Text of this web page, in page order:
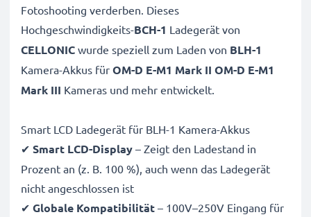
Fotoshooting verderben. Dieses
Hochgeschwindigkeits-BCH-1 Ladegerät von
CELLONIC wurde speziell zum Laden von BLH-1
Kamera-Akkus für OM-D E-M1 Mark II OM-D E-M1
Mark III Kameras und mehr entwickelt.
Smart LCD Ladegerät für BLH-1 Kamera-Akkus
✔ Smart LCD-Display – Zeigt den Ladestand in
Prozent an (z. B. 100 %), auch wenn das Ladegerät
nicht angeschlossen ist
✔ Globale Kompatibilität – 100V–250V Eingang für